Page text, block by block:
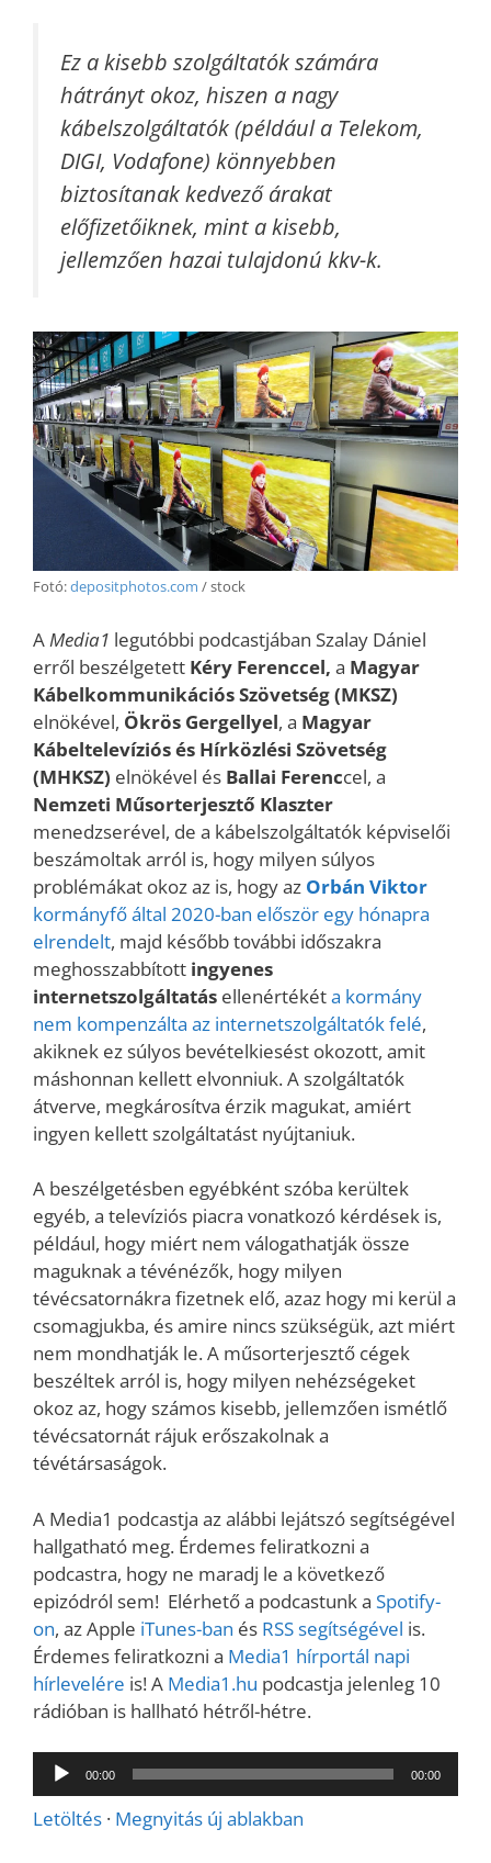
Ez a kisebb szolgáltatók számára
hátrányt okoz, hiszen a nagy
kábelszolgáltatók (például a Telekom,
DIGI, Vodafone) könnyebben
biztosítanak kedvező árakat
előfizetőiknek, mint a kisebb,
jellemzően hazai tulajdonú kkv-k.
Fotó:depositphotos.com / stock
AMedia1 legutóbbi podcastjában Szalay Dániel
erről beszélgetett Kéry Ferenccel, a Magyar
Kábelkommunikációs Szövetség (MKSZ)
elnökével, Ökrös Gergellyel, a Magyar
Kábeltelevíziós és Hírközlési Szövetség
(MHKSZ) elnökével és Ballai Ferenccel, a
Nemzeti Műsorterjesztő Klaszter
menedzserével, de a kábelszolgáltatók képviselői
beszámoltak arról is, hogy milyen súlyos
problémákat okoz az is, hogy az Orbán Viktor
kormányfő által 2020-ban először egy hónapra
elrendelt, majd később további időszakra
meghosszabbított ingyenes
internetszolgáltatás ellenértékéta kormány
nem kompenzálta az internetszolgáltatók felé,
akiknek ez súlyos bevételkiesést okozott, amit
máshonnan kellett elvonniuk. A szolgáltatók
átverve, megkárosítva érzik magukat, amiért
ingyen kellett szolgáltatást nyújtaniuk.
A beszélgetésben egyébként szóba kerültek
egyéb, a televíziós piacra vonatkozó kérdések is,
például, hogy miért nem válogathatják össze
maguknak a tévénézők, hogy milyen
tévécsatornákra fizetnek elő, azaz hogy mi kerül a
csomagjukba, és amire nincs szükségük, azt miért
nem mondhatják le. A műsorterjesztő cégek
beszéltek arról is, hogy milyen nehézségeket
okoz az, hogy számos kisebb, jellemzően ismétlő
tévécsatornát rájuk erőszakolnak a
tévétársaságok.
A Media1 podcastja az alábbi lejátszó segítségével
hallgatható meg. Érdemes feliratkozni a
podcastra, hogy ne maradj le a következő
epizódról sem! Elérhető a podcastunk a Spotify-
on, az Apple iTunes-ban és RSS segítségével is.
Érdemes feliratkozni a Media1 hírportál napi
hírlevelére is! A Media1.hu podcastja jelenleg 10
rádióban is hallható hétről-hétre.
Audió
lejátszó
00:00 00:00
Letöltés · Megnyitás új ablakban